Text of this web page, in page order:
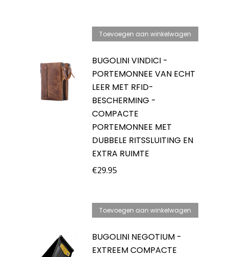
€59.95.€39.95.
Toevoegen aan winkelwagen
BUGOLINI VINDICI -
PORTEMONNEE VAN ECHT
LEER MET RFID-
BESCHERMING -
COMPACTE
PORTEMONNEE MET
DUBBELE RITSSLUITING EN
EXTRA RUIMTE
€29.95
Toevoegen aan winkelwagen
BUGOLINI NEGOTIUM -
EXTREEM COMPACTE